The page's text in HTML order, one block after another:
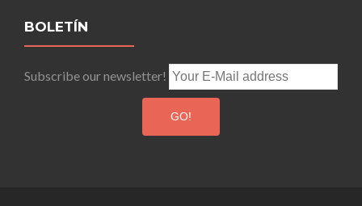
navigation
BOLETÍN
Subscribe our newsletter!